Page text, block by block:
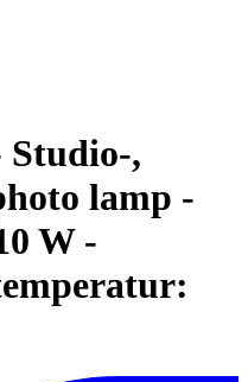
Studio-,
lamp -
W -